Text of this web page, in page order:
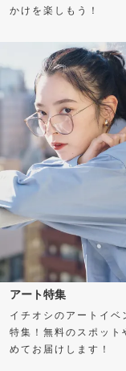
かけを楽しもう！
アート特集
イチオシのアートイ
特集！無料のスポット
めてお届けします！